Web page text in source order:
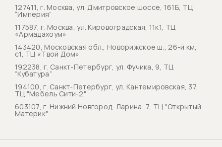
127411, г. Москва, ул. Дмитровское шоссе, 161Б, ТЦ
“Империя”
117587, г. Москва, ул. Кировоградская, 11к1, ТЦ
«Армадахоум»
143420, Московская обл., Новорижское ш., 26-й км,
с1, ТЦ «Твой Дом»
192238, г. Санкт-Петербург, ул. Фучика, 9, ТЦ
“Кубатура”
194100, г. Санкт-Петербург, ул. Кантемировская, 37,
ТЦ "Мебель Сити-2"
603107, г. Нижний Новгород, Ларина, 7, ТЦ "Открытый
Материк"